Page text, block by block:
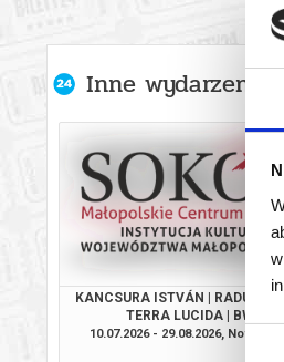
Wybór
Inne wydarzenia
KANCSURA ISTVÁN | RADU
TERRA LUCIDA | BWA
10.07.2026 - 29.08.2026, Nowy